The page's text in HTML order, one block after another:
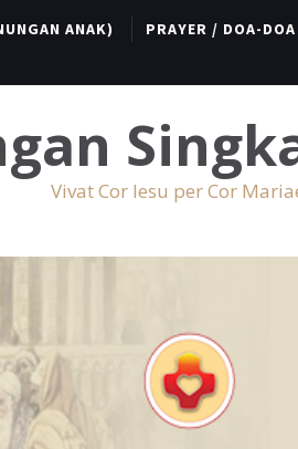
ANAK) PRAYER / DOA-DOA
Vivat Cor Iesu per Cor